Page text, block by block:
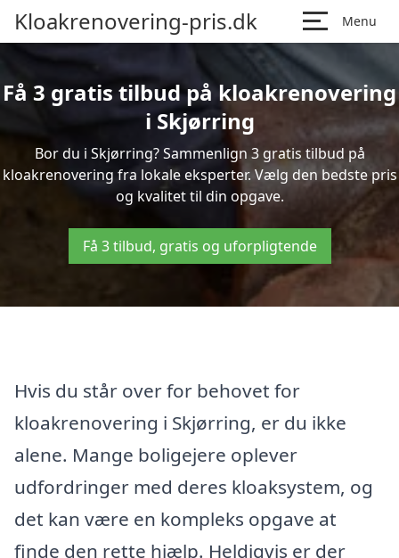
Kloakrenovering-pris.dk Menu
Få 3 gratis tilbud på kloakrenovering
i Skjørring
Bor du i Skjørring? Sammenlign 3 gratis tilbud på
kloakrenovering fra lokale eksperter. Vælg den bedste pris
og kvalitet til din opgave.
Få 3 tilbud, gratis og uforpligtende
Hvis du står over for behovet for
kloakrenovering i Skjørring, er du ikke
alene. Mange boligejere oplever
udfordringer med deres kloaksystem, og
det kan være en kompleks opgave at
finde den rette hjælp. Heldigvis er der